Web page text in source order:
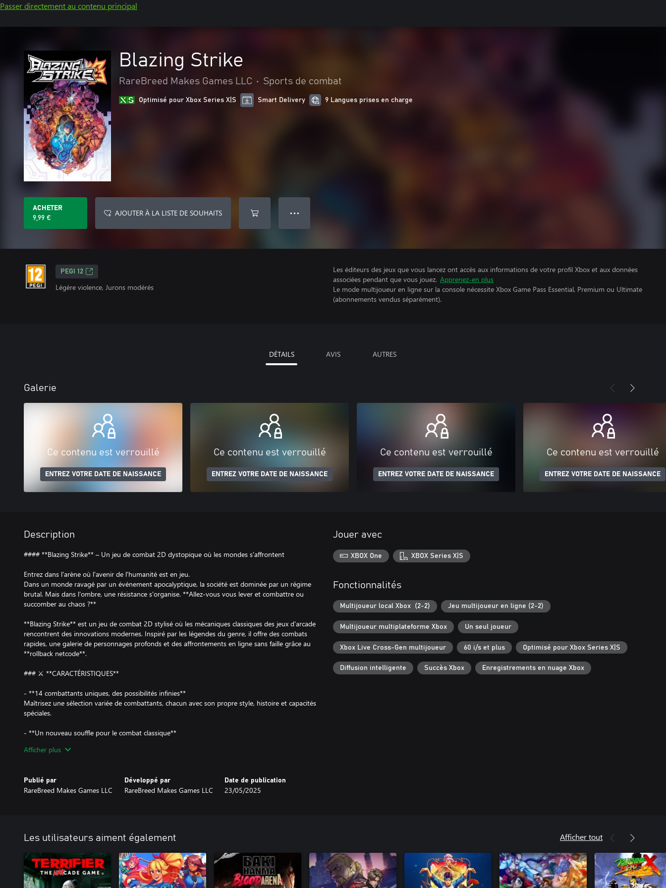
Passer directement au contenu principal
Blazing Strike
RareBreed Makes Games LLC • Sports de combat
Optimisé pour Xbox Series X|S Smart Delivery 9 Langues prises en charge
ACHETER
9,99 €
AJOUTER À LA LISTE DE SOUHAITS ● ● ●
PEGI 12
Légère violence, Jurons modérés
Les éditeurs des jeux que vous lancez ont accès aux informations de votre profil Xbox et aux données
associées pendant que vous jouez. Apprenez-en plus
Le mode multijoueur en ligne sur la console nécessite Xbox Game Pass Essential, Premium ou Ultimate
(abonnements vendus séparément).
DÉTAILS AVIS AUTRES
Galerie
Ce contenu est verrouillé
ENTREZ VOTRE DATE DE NAISSANCE
Ce contenu est verrouillé
ENTREZ VOTRE DATE DE NAISSANCE
Ce contenu est verrouillé
ENTREZ VOTRE DATE DE NAISSANCE
Ce contenu est verrouillé
ENTREZ VOTRE DATE DE NAISSANCE
Description
#### **Blazing Strike** – Un jeu de combat 2D dystopique où les mondes s'affrontent
Entrez dans l'arène où l'avenir de l'humanité est en jeu.
Dans un monde ravagé par un événement apocalyptique, la société est dominée par un régime
brutal. Mais dans l'ombre, une résistance s'organise. **Allez-vous vous lever et combattre ou
succomber au chaos ?**
**Blazing Strike** est un jeu de combat 2D stylisé où les mécaniques classiques des jeux d'arcade
rencontrent des innovations modernes. Inspiré par les légendes du genre, il offre des combats
rapides, une galerie de personnages profonds et des affrontements en ligne sans faille grâce au
**rollback netcode**.
### ⚔️ **CARACTÉRISTIQUES**
- **14 combattants uniques, des possibilités infinies**
Maîtrisez une sélection variée de combattants, chacun avec son propre style, histoire et capacités
spéciales.
- **Un nouveau souffle pour le combat classique**
Rush**, fusionnant les fondamentaux rétro avec une touche moderne.
Rejoignez Jake et ses alliés dans une aventure cinématographique à travers un monde en ruine.
Défiez le régime, découvrez des secrets et déclenchez une rébellion.
test de vos compétences.
- **Mode Versus : Duels locaux**
Affrontez un ami (ou un rival) en local dans des combats intenses en 1 contre 1.
- **Mode En ligne : Classé et amical, sans latence**
Afficher plus
Publié par
RareBreed Makes Games LLC
Développé par
RareBreed Makes Games LLC
Date de publication
23/05/2025
Jouer avec
XBOX One XBOX Series X|S
Fonctionnalités
Multijoueur local Xbox (2-2) Jeu multijoueur en ligne (2-2)
Multijoueur multiplateforme Xbox Un seul joueur
Xbox Live Cross-Gen multijoueur 60 i/s et plus Optimisé pour Xbox Series X|S
Diffusion intelligente Succès Xbox Enregistrements en nuage Xbox
Les utilisateurs aiment également Afficher tout